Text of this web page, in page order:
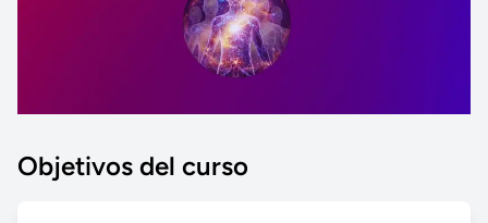
Objetivos del curso